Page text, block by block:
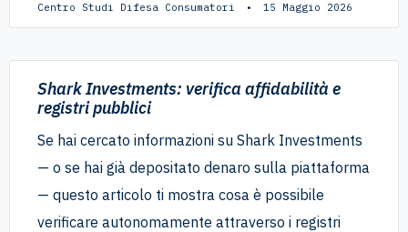
Centro Studi Difesa Consumatori 15 Maggio 2026
Shark Investments: verifica affidabilità e
registri pubblici
Se hai cercato informazioni su Shark Investments
— o se hai già depositato denaro sulla piattaforma
— questo articolo ti mostra cosa è possibile
verificare autonomamente attraverso i registri